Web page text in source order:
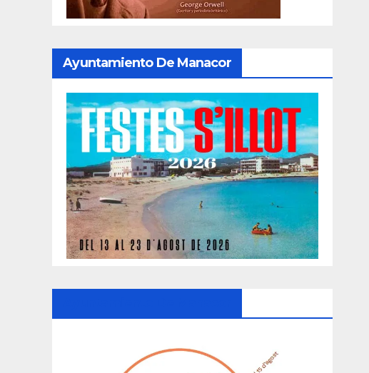
Ayuntamiento De Manacor